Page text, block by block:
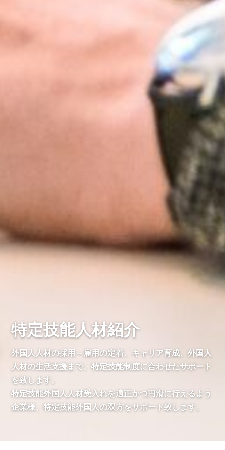
特定技能人材紹介
外国人人材の採用～雇用の定着、キャリア育成、外国人
人材の生活支援まで、特定技能制度に合わせたサポート
を致します。
特定技能外国人人材受入れを適正かつ円滑に行えるよう
企業様、特定技能外国人の双方をサポート致します。